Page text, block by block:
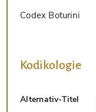
Codex Boturini
Kodikologie
Alternativ-Titel